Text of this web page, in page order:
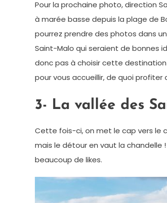
Pour la prochaine photo, direction
à marée basse depuis la plage de
pourrez prendre des photos dans
Saint-Malo qui seraient de bonnes
donc pas à choisir cette
pour vous accueillir, de quoi profiter
3- La vallée des
Cette fois-ci, on met le cap vers le
mais le détour en vaut la chandelle
beaucoup de likes.